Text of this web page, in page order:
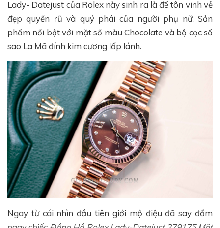
Lady- Datejust của Rolex này sinh ra là để tôn vinh vẻ
đẹp quyến rũ và quý phái của người phụ nữ. Sản
phẩm nổi bật với mặt số màu Chocolate và bộ cọc số
sao La Mã đính kim cương lấp lánh.
Ngay từ cái nhìn đầu tiên giới mộ điệu đã say đắm